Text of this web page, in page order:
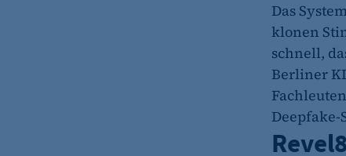
etracker Analytics
Das
klonen
schnell,
Berliner